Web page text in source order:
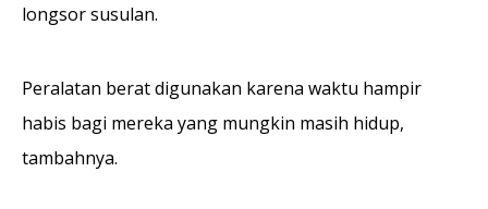
longsor susulan.
Peralatan berat digunakan karena waktu hampir
habis bagi mereka yang mungkin masih hidup,
tambahnya.